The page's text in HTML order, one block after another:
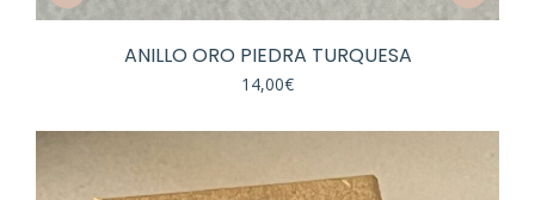
ANILLO ORO PIEDRA TURQUESA
14,00€